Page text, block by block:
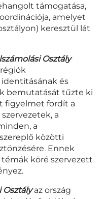
támogatása,
amelyet
keresztül lát
Osztály
és
bemutatását tűzte ki
figyelmet fordít a
a
a
közötti
Ennek
köré szervezett
Osztályaz ország